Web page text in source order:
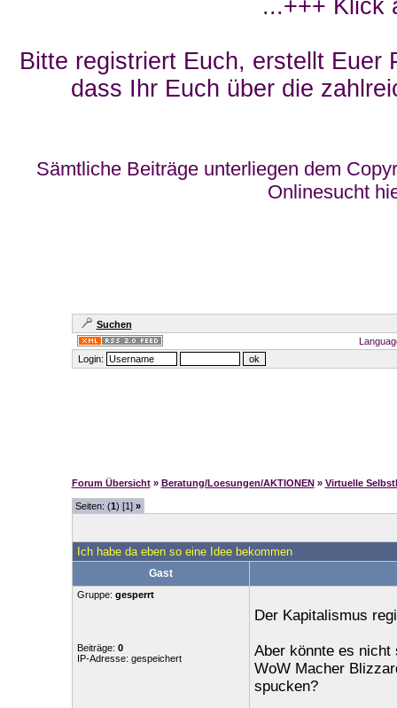
...+++ Klick
Bitte registriert Euch, erstellt Euer
dass Ihr Euch über die
Sämtliche Beiträge unterliegen dem
Onlinesucht
Suchen
Login:
Forum Übersicht » Beratung/Loesungen/AKTIONEN » Virtuelle
Seiten: (1) [1] »
Ich habe da eben so eine Idee bekommen
Gast
Gruppe: gesperrt
Beiträge: 0
IP-Adresse: gespeichert
Der Kapitalismus
Aber könnte es nicht
WoW Macher
spucken?